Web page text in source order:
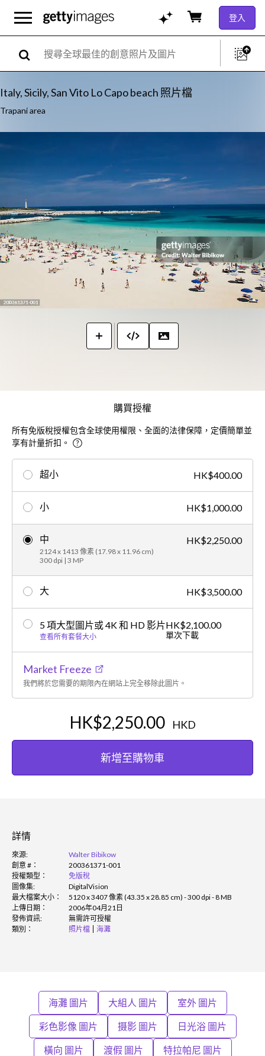
登入
Italy, Sicily, San Vito Lo Capo beach 照片檔
Trapani area
購買授權
所有免版稅授權包含全球使用權限、全面的法律保障，定價簡單並
享有計量折扣。
超小 HK$400.00
小 HK$1,000.00
中
2124 x 1413 像素 (17.98 x 11.96 cm)
300 dpi | 3 MP
HK$2,250.00
大 HK$3,500.00
5 項大型圖片或 4K 和 HD 影片
查看所有套餐大小
HK$2,100.00
單次下載
Market Freeze
我們將於您需要的期限內在網站上完全移除此圖片。
HK$2,250.00 HKD
新增至購物車
詳情
來源:
Walter Bibikow
創意 #：
200361371-001
授權類型：
免版稅
圖像集:
DigitalVision
最大檔案大小：
5120 x 3407 像素 (43.35 x 28.85 cm) - 300 dpi - 8 MB
上傳日期：
2006年04月21日
發佈資訊:
無需許可授權
類別：
照片檔 海灘
海灘 圖片 大組人 圖片 室外 圖片
彩色影像 圖片 摄影 圖片 日光浴 圖片
橫向 圖片 渡假 圖片 特拉帕尼 圖片